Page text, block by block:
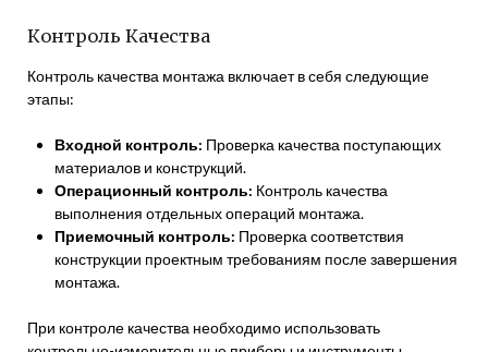
Контроль Качества
Контроль качества монтажа включает в себя следующие
этапы:
Входной контроль: Проверка качества поступающих
материалов и конструкций.
Операционный контроль: Контроль качества
выполнения отдельных операций монтажа.
Приемочный контроль: Проверка соответствия
конструкции проектным требованиям после завершения
монтажа.
При контроле качества необходимо использовать